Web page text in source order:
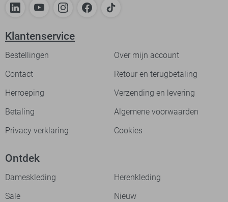
Klantenservice
Bestellingen
Over mijn account
Contact
Retour en terugbetaling
Herroeping
Verzending en levering
Betaling
Algemene voorwaarden
Privacy verklaring
Cookies
Ontdek
Dameskleding
Herenkleding
Sale
Nieuw